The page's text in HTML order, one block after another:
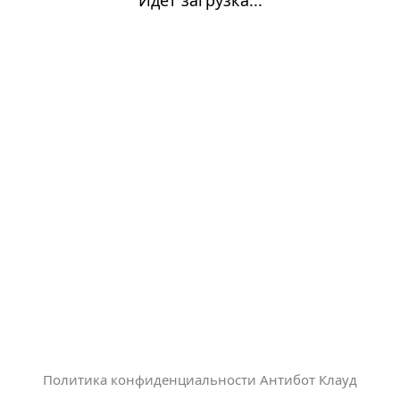
Политика конфиденциальности Антибот Клауд